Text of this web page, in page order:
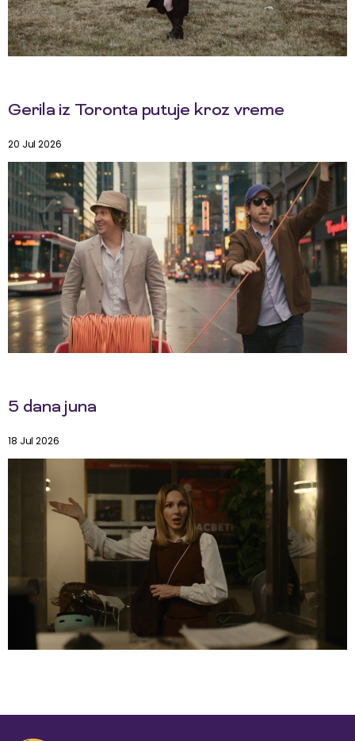
Gerila iz Toronta putuje kroz vreme
20 Jul 2026
5 dana juna
18 Jul 2026